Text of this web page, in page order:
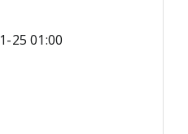
25 01:00